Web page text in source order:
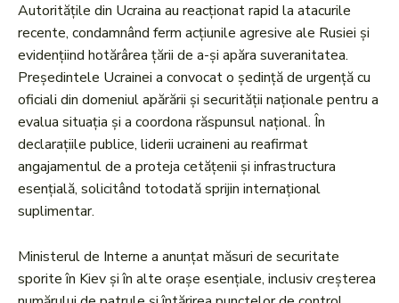
Autoritățile din Ucraina au reacționat rapid la atacurile
recente, condamnând ferm acțiunile agresive ale Rusiei și
evidențiind hotărârea țării de a-și apăra suveranitatea.
Președintele Ucrainei a convocat o ședință de urgență cu
oficiali din domeniul apărării și securității naționale pentru a
evalua situația și a coordona răspunsul național. În
declarațiile publice, liderii ucraineni au reafirmat
angajamentul de a proteja cetățenii și infrastructura
esențială, solicitând totodată sprijin internațional
suplimentar.
Ministerul de Interne a anunțat măsuri de securitate
sporite în Kiev și în alte orașe esențiale, inclusiv creșterea